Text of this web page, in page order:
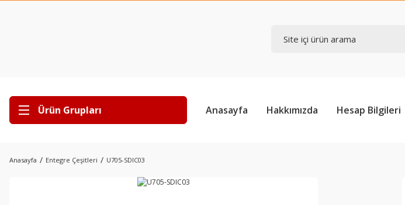
Ürün Grupları Anasayfa Hakkımızda Hesap Bilgileri
Anasayfa Entegre Çeşitleri U705-SDIC03